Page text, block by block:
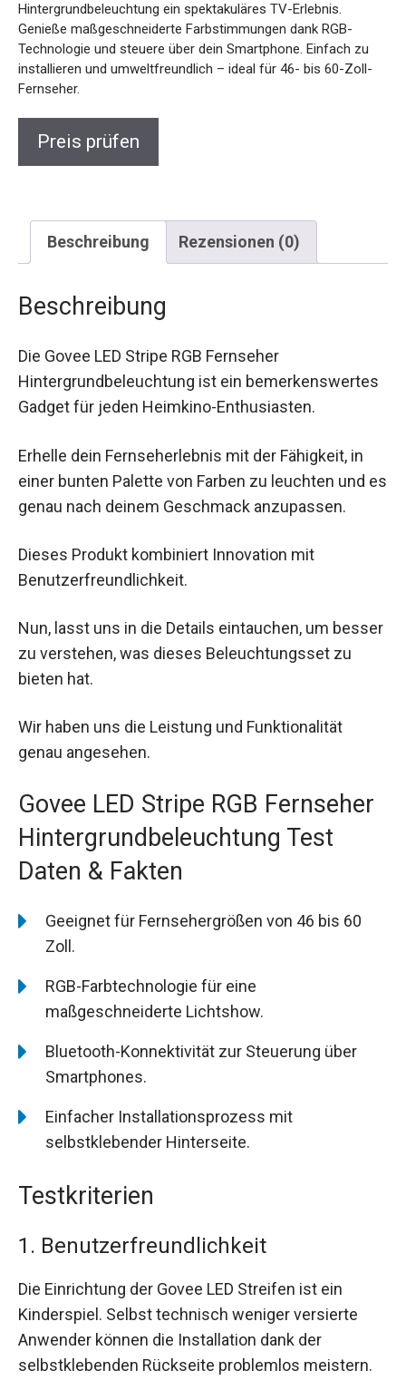
Hintergrundbeleuchtung ein spektakuläres TV-Erlebnis.
Genieße maßgeschneiderte Farbstimmungen dank RGB-
Technologie und steuere über dein Smartphone. Einfach zu
installieren und umweltfreundlich – ideal für 46- bis 60-Zoll-
Fernseher.
Preis prüfen
Beschreibung Rezensionen (0)
Beschreibung
Die Govee LED Stripe RGB Fernseher
Hintergrundbeleuchtung ist ein bemerkenswertes
Gadget für jeden Heimkino-Enthusiasten.
Erhelle dein Fernseherlebnis mit der Fähigkeit, in
einer bunten Palette von Farben zu leuchten und es
genau nach deinem Geschmack anzupassen.
Dieses Produkt kombiniert Innovation mit
Benutzerfreundlichkeit.
Nun, lasst uns in die Details eintauchen, um besser
zu verstehen, was dieses Beleuchtungsset zu
bieten hat.
Wir haben uns die Leistung und Funktionalität
genau angesehen.
Govee LED Stripe RGB Fernseher
Hintergrundbeleuchtung Test
Daten & Fakten
Geeignet für Fernsehergrößen von 46 bis 60
Zoll.
RGB-Farbtechnologie für eine
maßgeschneiderte Lichtshow.
Bluetooth-Konnektivität zur Steuerung über
Smartphones.
Einfacher Installationsprozess mit
selbstklebender Hinterseite.
Testkriterien
1. Benutzerfreundlichkeit
Die Einrichtung der Govee LED Streifen ist ein
Kinderspiel. Selbst technisch weniger versierte
Anwender können die Installation dank der
selbstklebenden Rückseite problemlos meistern.